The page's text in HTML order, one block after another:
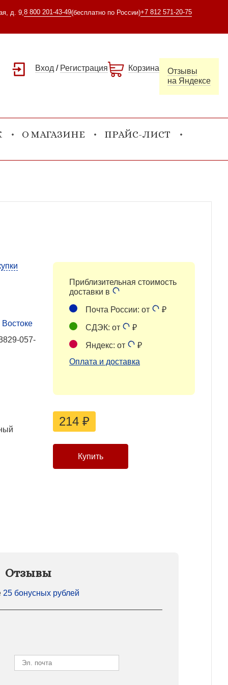
д. 9, 8 800 201-43-49(бесплатно по России)+7 812 571-20-75
Вход / Регистрация Корзина
Отзывы
на Яндексе
О МАГАЗИНЕ ПРАЙС-ЛИСТ
057-
Приблизительная стоимость
доставки в
Почта России: от ₽
СДЭК: от ₽
Яндекс: от
₽
Оплата и доставка
214 ₽
Отзывы
25 бонусных рублей